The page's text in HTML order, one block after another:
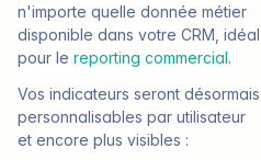
n'importe quelle donnée métier
disponible dans votre CRM, idéal
pour le reporting commercial.
Vos indicateurs seront désormais
personnalisables par utilisateur
et encore plus visibles :